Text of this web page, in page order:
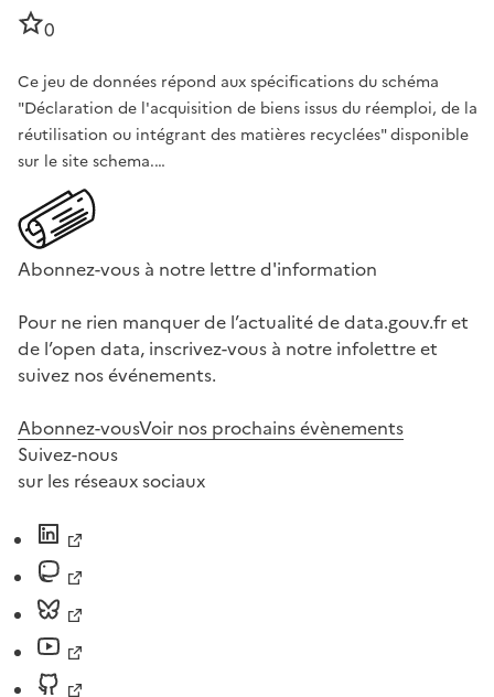
0
Ce jeu de données répond aux spécifications du schéma
"Déclaration de l'acquisition de biens issus du réemploi, de la
réutilisation ou intégrant des matières recyclées" disponible
sur le site schema.…
Abonnez-vous à notre lettre d'information
Pour ne rien manquer de l’actualité de data.gouv.fr et
de l’open data, inscrivez-vous à notre infolettre et
suivez nos événements.
Abonnez-vousVoir nos prochains évènements
Suivez-nous
sur les réseaux sociaux